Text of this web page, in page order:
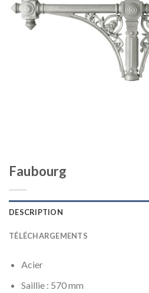
Faubourg
DESCRIPTION
TÉLÉCHARGEMENTS
Acier
Saillie : 570 mm